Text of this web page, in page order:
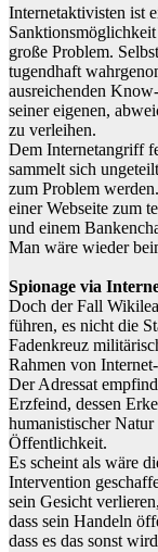
Internetaktivisten ist
große Problem.
tugendhaft
ausreichenden
seiner eigenen,
zu verleihen.
Dem Internetangriff
sammelt sich
zum Problem
einer Webseite zum
und einem
Man wäre wieder
Spionage via
Doch der Fall
führen, es nicht die
Fadenkreuz
Rahmen von
Der Adressat
Erzfeind, dessen
humanistischer
Öffentlichkeit.
Es scheint als wäre
Intervention
sein Gesicht
dass sein Handeln
dass es das sonst